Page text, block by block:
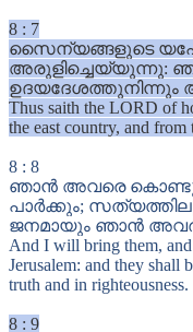
8 : 7
സൈന്യങ്ങളുടെ
അരുളിച്ചെയ്യുന്നു:
ഉദയദേശത്തുനിന്നും
Thus saith the LORD of
the east country, and from
8 : 8
ഞാൻ അവരെ
പാർക്കും;
ജനമായും ഞാൻ
And I will bring them,
Jerusalem: and they shall
truth and in righteousness.
8 : 9